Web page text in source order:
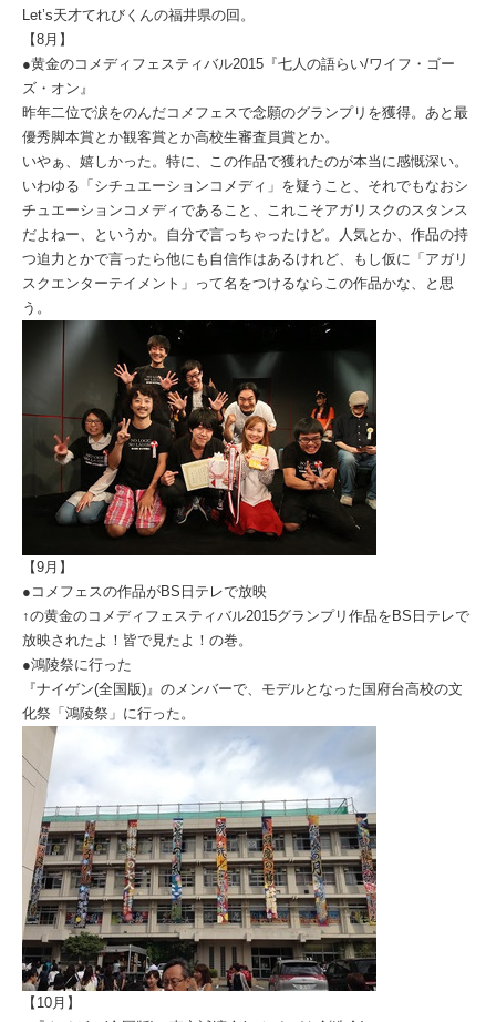
Let’s天才てれびくんの福井県の回。
【8月】
●黄金のコメディフェスティバル2015『七人の語らい/ワイフ・ゴー
ズ・オン』
昨年二位で涙をのんだコメフェスで念願のグランプリを獲得。あと最
優秀脚本賞とか観客賞とか高校生審査員賞とか。
いやぁ、嬉しかった。特に、この作品で獲れたのが本当に感慨深い。
いわゆる「シチュエーションコメディ」を疑うこと、それでもなおシ
チュエーションコメディであること、これこそアガリスクのスタンス
だよねー、というか。自分で言っちゃったけど。人気とか、作品の持
つ迫力とかで言ったら他にも自信作はあるけれど、もし仮に「アガリ
スクエンターテイメント」って名をつけるならこの作品かな、と思
う。
【9月】
●コメフェスの作品がBS日テレで放映
↑の黄金のコメディフェスティバル2015グランプリ作品をBS日テレで
放映されたよ！皆で見たよ！の巻。
●鴻陵祭に行った
『ナイゲン(全国版)』のメンバーで、モデルとなった国府台高校の文
化祭「鴻陵祭」に行った。
【10月】